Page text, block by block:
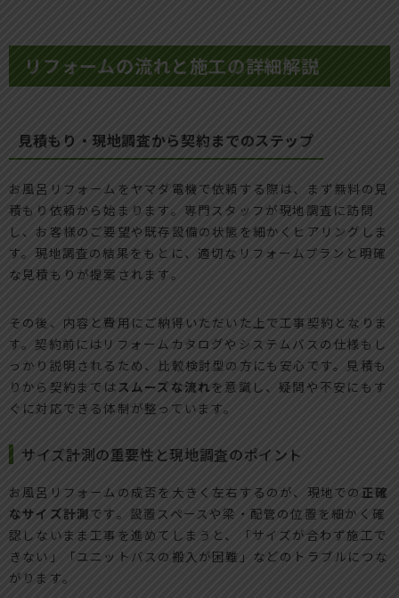
リフォームの流れと施工の詳細解説
見積もり・現地調査から契約までのステップ
お風呂リフォームをヤマダ電機で依頼する際は、まず無料の見
積もり依頼から始まります。専門スタッフが現地調査に訪問
し、お客様のご要望や既存設備の状態を細かくヒアリングしま
す。現地調査の結果をもとに、適切なリフォームプランと明確
な見積もりが提案されます。
その後、内容と費用にご納得いただいた上で工事契約となりま
す。契約前にはリフォームカタログやシステムバスの仕様もし
っかり説明されるため、比較検討型の方にも安心です。見積も
りから契約までは スムーズな流れを意識し、疑問や不安にもす
ぐに対応できる体制が整っています。
サイズ計測の重要性と現地調査のポイント
お風呂リフォームの成否を大きく左右するのが、現地での 正確
なサイズ計測です。設置スペースや梁・配管の位置を細かく確
認しないまま工事を進めてしまうと、「サイズが合わず施工で
きない」「ユニットバスの搬入が困難」などのトラブルにつな
がります。